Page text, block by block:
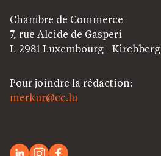
Chambre de Commerce
7, rue Alcide de Gasperi
L-2981 Luxembourg - Kirchberg
Pour joindre la rédaction:
merkur@cc.lu